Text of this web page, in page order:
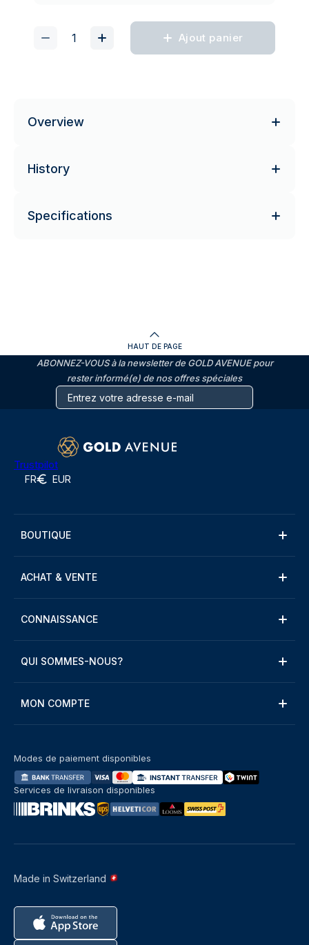
Ajout panier
Overview
History
Specifications
HAUT DE PAGE
ABONNEZ-VOUS à la newsletter de GOLD AVENUE pour
rester informé(e) de nos offres spéciales
Trustpilot
FR EUR
BOUTIQUE
ACHAT & VENTE
CONNAISSANCE
QUI SOMMES-NOUS?
MON COMPTE
Made in Switzerland
Modes de paiement disponibles
Services de livraison disponibles